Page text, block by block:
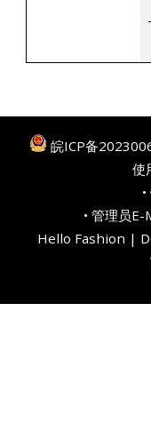
皖ICP备
使
• 管理员
Hello Fashion |